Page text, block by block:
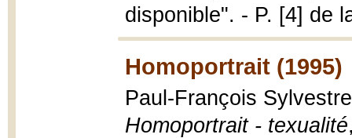
disponible". - P. [4] de
Homoportrait (1995)
Paul-François
Homoportrait - texualité